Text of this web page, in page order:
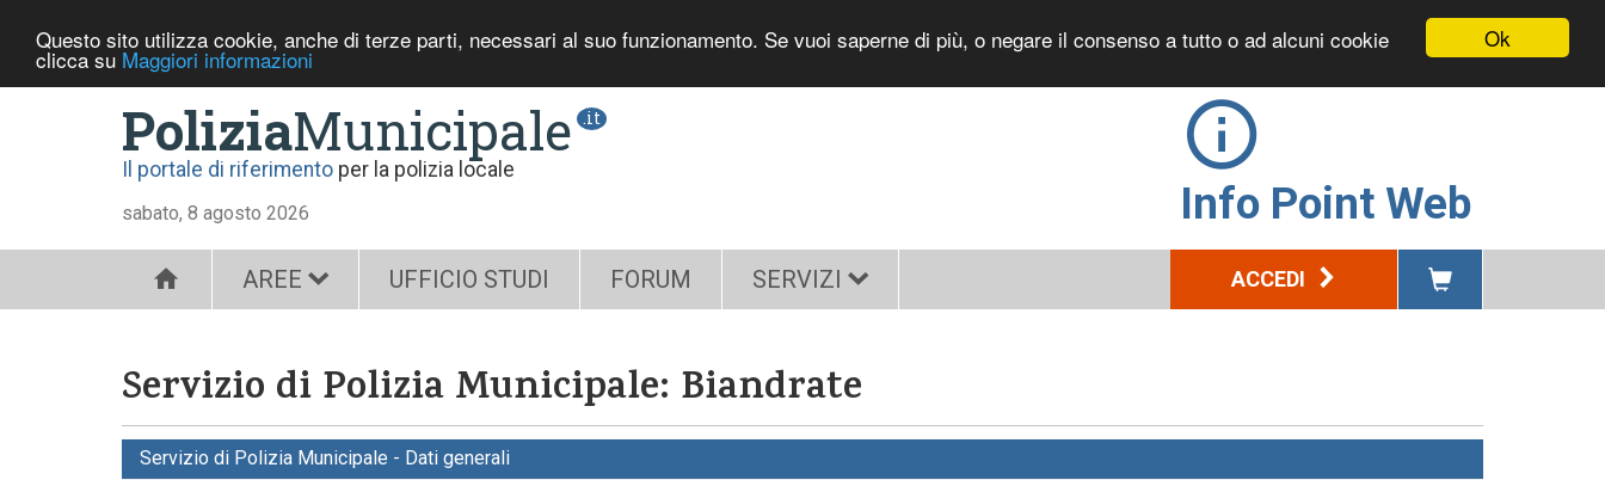
Ok
Questo sito utilizza cookie, anche di terze parti, necessari al suo funzionamento. Se vuoi saperne di più, o negare il consenso a tutto o ad alcuni cookie
clicca su Maggiori informazioni
PoliziaMunicipale .it
Il portale di riferimento per la polizia locale
sabato, 8 agosto 2026 Info Point Web
AREE UFFICIO STUDI FORUM SERVIZI ACCEDI
Servizio di Polizia Municipale: Biandrate
Servizio di Polizia Municipale - Dati generali